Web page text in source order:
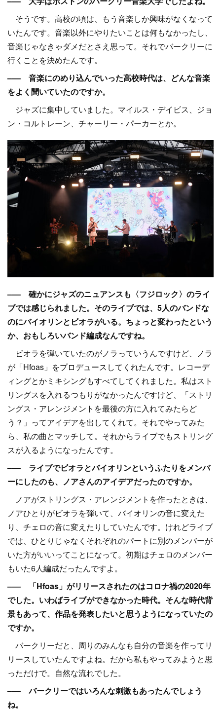
そうです。高校の頃は、もう音楽しか興味がなくなって
いたんです。音楽以外にやりたいことは何もなかったし、
音楽じゃなきゃダメだとさえ思って。それでバークリーに
行くことを決めたんです。
––– 音楽にのめり込んでいった高校時代は、どんな音楽
をよく聞いていたのですか。
ジャズに集中していました。マイルス・デイビス、ジョ
ン・コルトレーン、チャーリー・パーカーとか。
––– 確かにジャズのニュアンスも〈フジロック〉のライ
ブでは感じられました。そのライブでは、5人のバンドな
のにバイオリンとビオラがいる。ちょっと変わったという
か、おもしろいバンド編成なんですね。
ビオラを弾いていたのがノラっていうんですけど、ノラ
が「Hfoas」をプロデュースしてくれたんです。レコーデ
ィングとかミキシングもすべてしてくれました。私はスト
リングスを入れるつもりがなかったんですけど、「ストリ
ングス・アレンジメントを最後の方に入れてみたらど
う？」ってアイデアを出してくれて。それでやってみた
ら、私の曲とマッチして。それからライブでもストリング
スが入るようになったんです。
––– ライブでビオラとバイオリンというふたりをメンバ
ーにしたのも、ノアさんのアイデアだったのですか。
ノアがストリングス・アレンジメントを作ったときは、
ノアひとりがビオラを弾いて、バイオリンの音に変えた
り、チェロの音に変えたりしていたんです。けれどライブ
では、ひとりじゃなくそれぞれのパートに別のメンバーが
いた方がいいってことになって。初期はチェロのメンバー
もいた6人編成だったんですよ。
––– 「Hfoas」がリリースされたのはコロナ禍の2020年
でした。いわばライブができなかった時代。そんな時代背
景もあって、作品を発表したいと思うようになっていたの
ですか。
バークリーだと、周りのみんなも自分の音楽を作ってリ
リースしていたんですよね。だから私もやってみようと思
っただけで。自然な流れでした。
––– バークリーではいろんな刺激もあったんでしょう
ね。